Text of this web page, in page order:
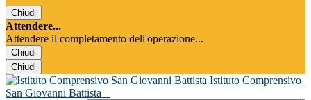
Chiudi
Attendere...
Attendere il completamento dell'operazione...
Chiudi
Chiudi
Istituto Comprensivo
San Giovanni Battista